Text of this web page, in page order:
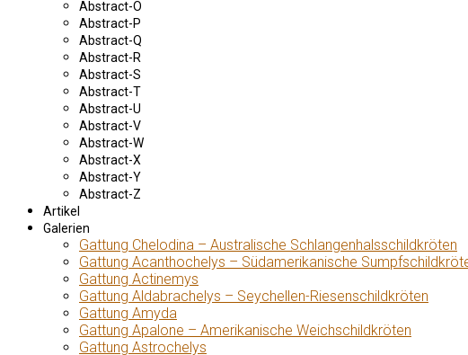
Abstract-O
Abstract-P
Abstract-Q
Abstract-R
Abstract-S
Abstract-T
Abstract-U
Abstract-V
Abstract-W
Abstract-X
Abstract-Y
Abstract-Z
Artikel
Galerien
Gattung Chelodina – Australische Schlangenhalsschildkröten
Gattung Acanthochelys – Südamerikanische
Gattung Actinemys
Gattung Aldabrachelys – Seychellen-Riesenschildkröten
Gattung Amyda
Gattung Apalone – Amerikanische Weichschildkröten
Gattung Astrochelys